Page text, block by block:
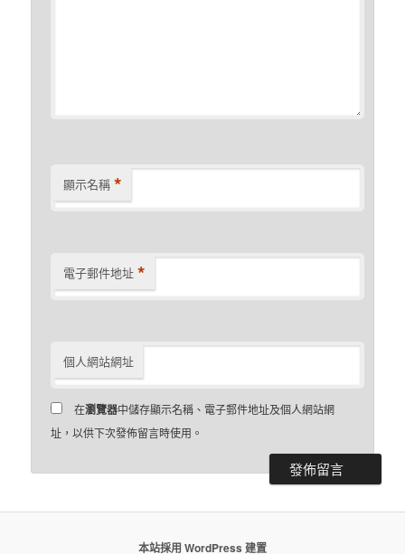
顯示名稱 *
電子郵件地址 *
個人網站網址
在瀏覽器中儲存顯示名稱、電子郵件地址及個人網站網
址，以供下次發佈留言時使用。
本站採用 WordPress 建置